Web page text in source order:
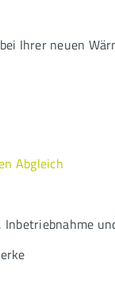
Ihrer neuen
Abgleich
Inbetriebnahme